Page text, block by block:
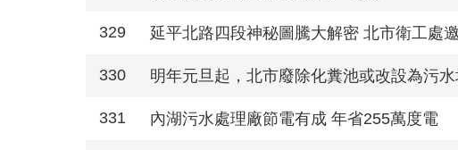
329 延平北路四段神秘圖騰大解密 北市衛工處
330 明年元旦起，北市廢除化糞池或改設為污
331 內湖污水處理廠節電有成 年省255萬度電